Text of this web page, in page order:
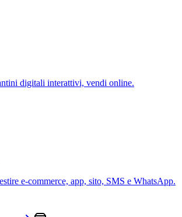
digitali interattivi, vendi online.
e-commerce, app, sito, SMS e WhatsApp.